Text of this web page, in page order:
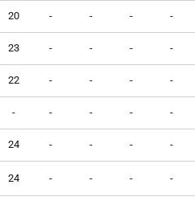
20 - - - -
23 - - - -
22 - - - -
- - - - -
24 - - - -
24 - - - -